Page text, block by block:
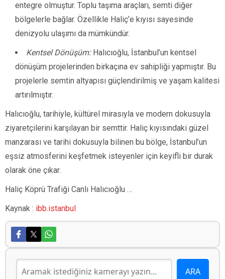
entegre olmuştur. Toplu taşıma araçları, semti diğer
bölgelerle bağlar. Özellikle Haliç’e kıyısı sayesinde
denizyolu ulaşımı da mümkündür.
Kentsel Dönüşüm:Halıcıoğlu, İstanbul’un kentsel
dönüşüm projelerinden birkaçına ev sahipliği yapmıştır. Bu
projelerle semtin altyapısı güçlendirilmiş ve yaşam kalitesi
artırılmıştır.
Halıcıoğlu, tarihiyle, kültürel mirasıyla ve modern dokusuyla
ziyaretçilerini karşılayan bir semttir. Haliç kıyısındaki güzel
manzarası ve tarihi dokusuyla bilinen bu bölge, İstanbul’un
eşsiz atmosferini keşfetmek isteyenler için keyifli bir durak
olarak öne çıkar.
Haliç Köprü Trafiği Canlı Halıcıoğlu …
Kaynak : ibb.istanbul